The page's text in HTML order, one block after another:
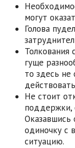
могут
Голова
Толкования
гуще
то здесь не
Не стоит
поддержки,
Оказавшись
одиночку с
ситуацию.